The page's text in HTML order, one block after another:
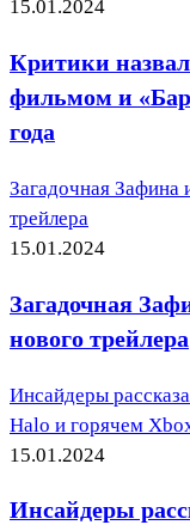
15.01.2024
Критики
фильмом и
года
Загадочная Зафина
трейлера
15.01.2024
Загадочная
нового трейлера
Инсайдеры
Halo и горячем
15.01.2024
Инсайдеры